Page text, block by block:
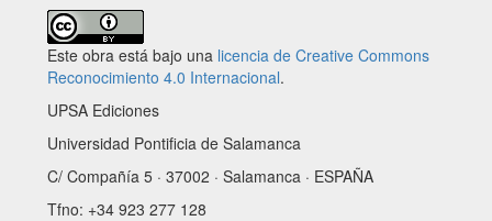
Este obra está bajo una licencia de Creative Commons
Reconocimiento 4.0 Internacional.
UPSA Ediciones
Universidad Pontificia de Salamanca
C/ Compañía 5 · 37002 · Salamanca · ESPAÑA
Tfno: +34 923 277 128